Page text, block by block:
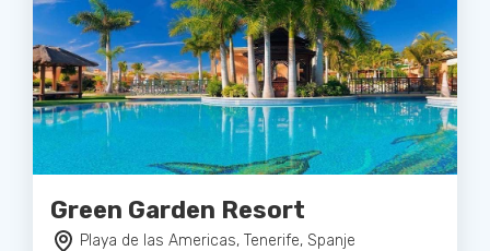
Green Garden Resort
Playa de las Americas, Tenerife, Spanje